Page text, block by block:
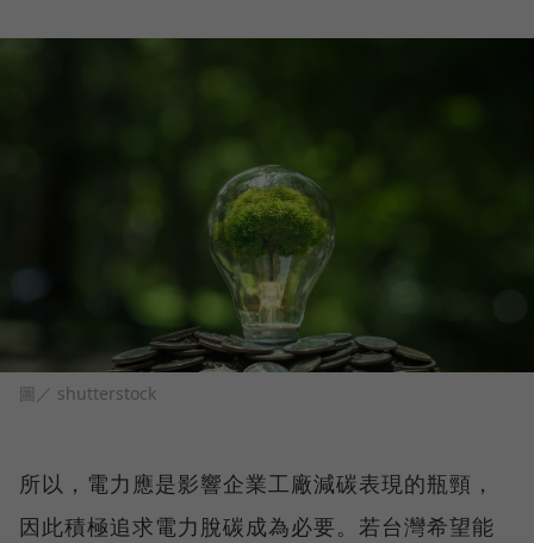
圖／ shutterstock
所以，電力應是影響企業工廠減碳表現的瓶頸，
因此積極追求電力脫碳成為必要。若台灣希望能